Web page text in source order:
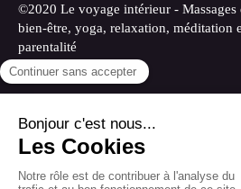
©2020 Le voyage intérieur - Massages
bien-être, yoga, relaxation, méditation
parentalité
Mentions